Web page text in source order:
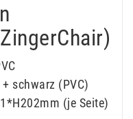
schwarz (PVC)
(je Seite)